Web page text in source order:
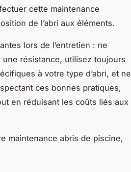
cette maintenance
de l’abri aux éléments.
lors de l’entretien : ne
résistance, utilisez toujours
à votre type d’abri, et ne
ces bonnes pratiques,
en réduisant les coûts liés aux
maintenance abris de piscine,